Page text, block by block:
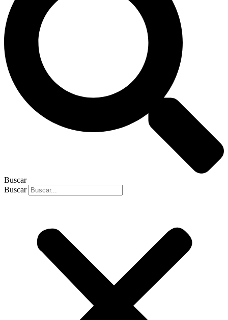
Buscar
Buscar